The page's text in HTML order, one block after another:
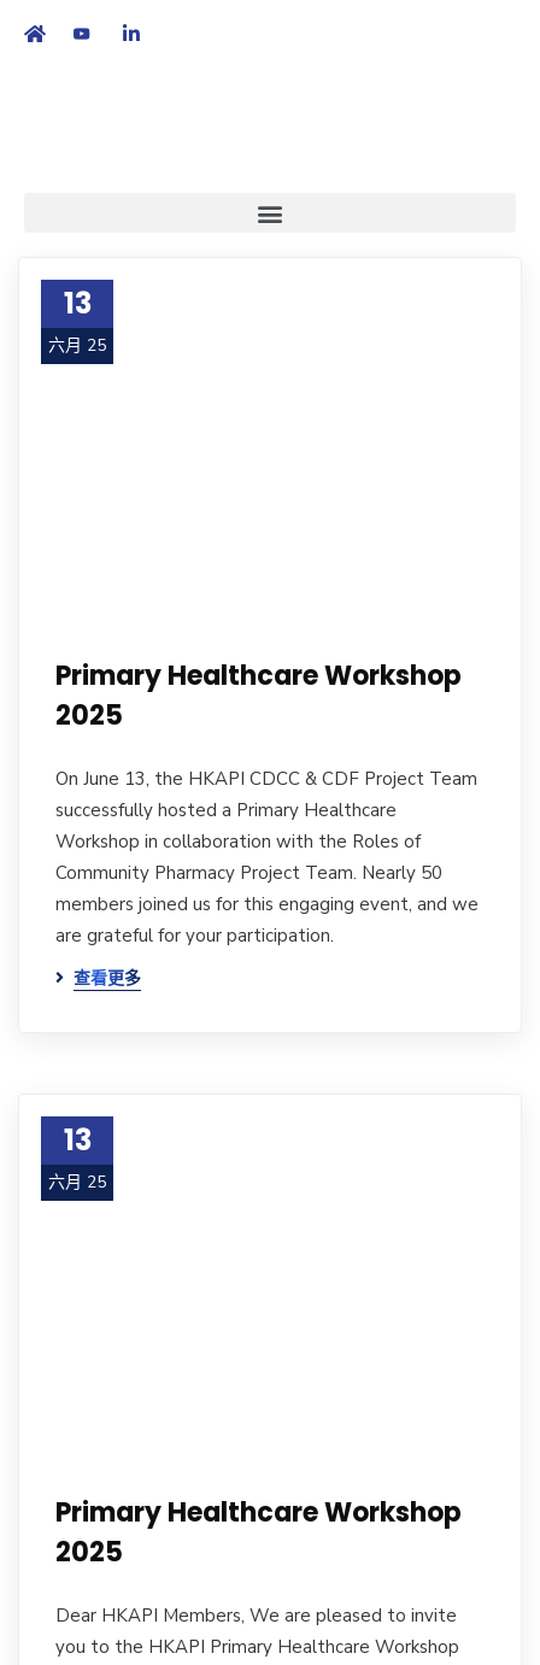
13
六月 25
Primary Healthcare Workshop
2025
On June 13, the HKAPI CDCC & CDF Project Team
successfully hosted a Primary Healthcare
Workshop in collaboration with the Roles of
Community Pharmacy Project Team. Nearly 50
members joined us for this engaging event, and we
are grateful for your participation.
查看更多
13
六月 25
Primary Healthcare Workshop
2025
Dear HKAPI Members, We are pleased to invite
you to the HKAPI Primary Healthcare Workshop